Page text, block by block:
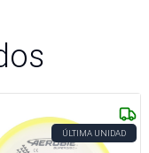
ÚLTIMA UNIDAD